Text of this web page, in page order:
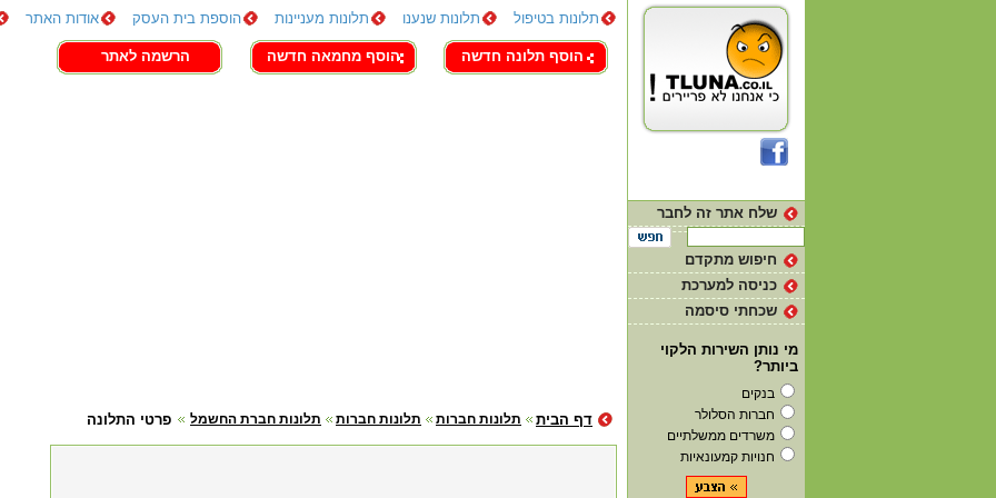
תלונות בטיפול תלונות שנענו תלונות מעניינות הוספת בית העסק אודות האתר
צור קשר
הוסף תלונה חדשה הוסף מחמאה חדשה הרשמה לאתר
פרטי התלונה תלונות חברת החשמל תלונות חברות תלונות חברות דף הבית
שלח אתר זה לחבר
חיפוש מתקדם
כניסה למערכת
שכחתי סיסמה
מי נותן השירות הלקוי
ביותר?
בנקים
חברות הסלולר
משרדים ממשלתיים
חנויות קמעונאיות